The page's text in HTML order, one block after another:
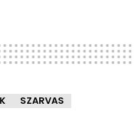
SZARVAS